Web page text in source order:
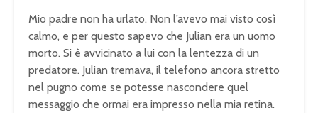
Mio padre non ha urlato. Non l’avevo mai visto così
calmo, e per questo sapevo che Julian era un uomo
morto. Si è avvicinato a lui con la lentezza di un
predatore. Julian tremava, il telefono ancora stretto
nel pugno come se potesse nascondere quel
messaggio che ormai era impresso nella mia retina.